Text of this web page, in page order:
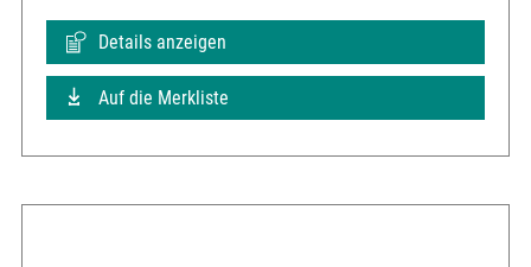
Details anzeigen
Auf die Merkliste